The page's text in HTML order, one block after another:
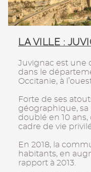
LA VILLE :
Juvignac est une
dans le
Occitanie, à
Forte de ses
géographique,
doublé en 10
cadre de vie
En 2018, la
habitants, en
rapport à 2013.